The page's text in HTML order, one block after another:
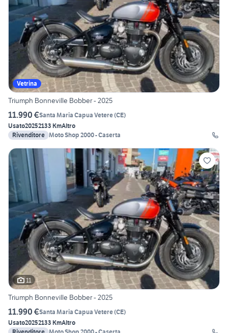
Vetrina
Triumph Bonneville Bobber - 2025
11.990 €Santa Maria Capua Vetere(CE)
Usato20252133 KmAltro
Rivenditore Moto Shop 2000 - Caserta
11
Triumph Bonneville Bobber - 2025
11.990 €Santa Maria Capua Vetere(CE)
Usato20252133 KmAltro